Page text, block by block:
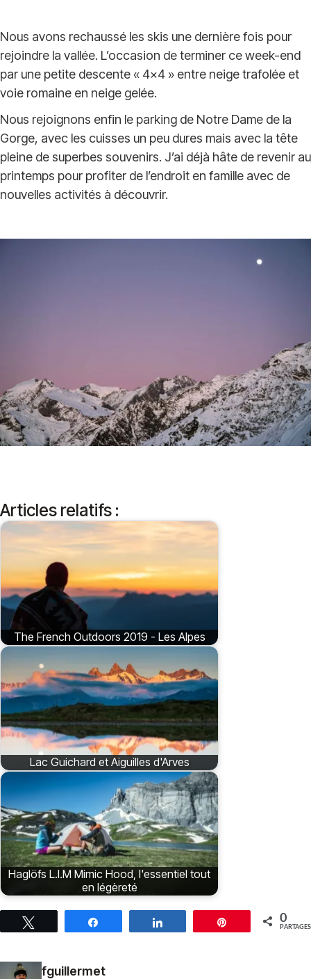
Nous avons rechaussé les skis une dernière fois pour
rejoindre la vallée. L’occasion de terminer ce week-end
par une petite descente « 4×4 » entre neige trafolée et
voie romaine en neige gelée.
Nous rejoignons enfin le parking de Notre Dame de la
Gorge, avec les cuisses un peu dures mais avec la tête
pleine de superbes souvenirs. J’ai déjà hâte de revenir au
printemps pour profiter de l’endroit en famille avec de
nouvelles activités à découvrir.
Articles relatifs :
The French Outdoors 2019 - Les Alpes
Lac Guichard et Aiguilles d'Arves
Haglöfs L.I.M Mimic Hood, l'essentiel tout
en légèreté
Épingle 0
PARTAGES
fguillermet